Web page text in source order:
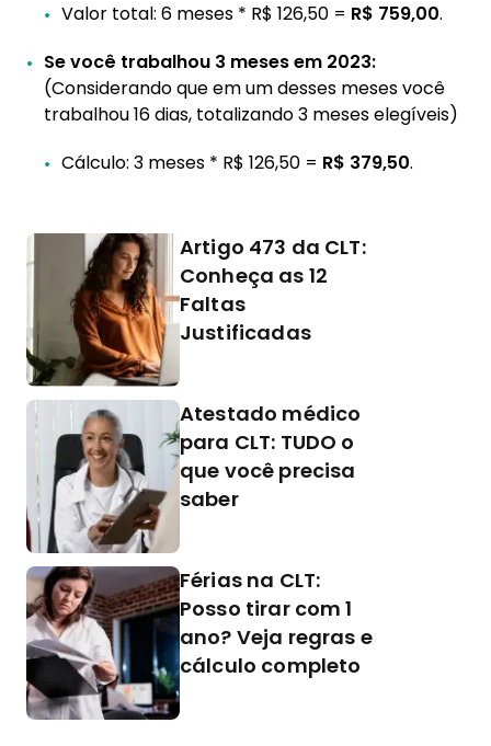
Valor total: 6 meses * R$ 126,50 = R$ 759,00.
Se você trabalhou 3 meses em 2023:
(Considerando que em um desses meses você
trabalhou 16 dias, totalizando 3 meses elegíveis)
Cálculo: 3 meses * R$ 126,50 = R$ 379,50.
Artigo 473 da CLT:
Conheça as 12
Faltas
Justificadas
Atestado médico
para CLT: TUDO o
que você precisa
saber
Férias na CLT:
Posso tirar com 1
ano? Veja regras e
cálculo completo